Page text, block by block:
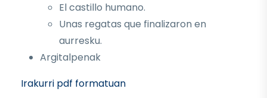
El castillo humano.
Unas regatas que finalizaron en
aurresku.
Argitalpenak
Irakurri pdf formatuan